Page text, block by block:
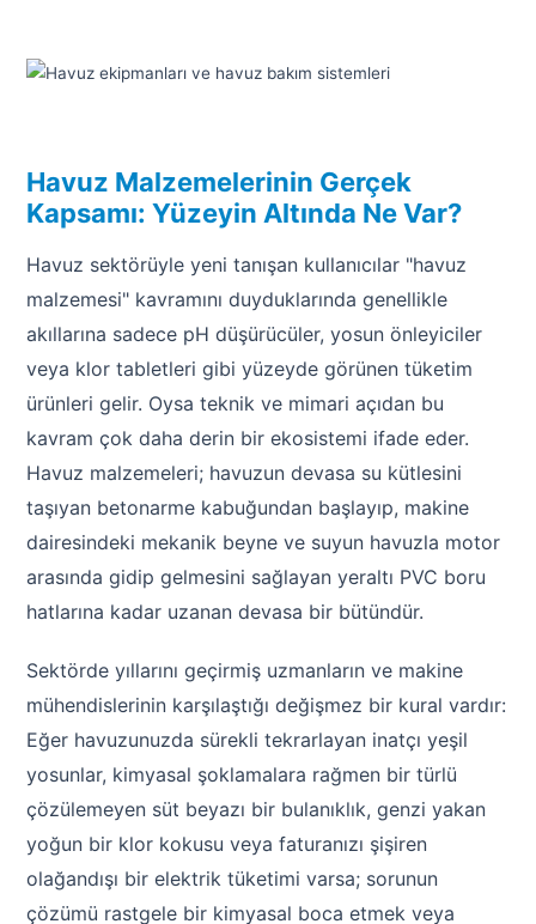
Havuz Malzemelerinin Gerçek
Kapsamı: Yüzeyin Altında Ne Var?
Havuz sektörüyle yeni tanışan kullanıcılar "havuz
malzemesi" kavramını duyduklarında genellikle
akıllarına sadece pH düşürücüler, yosun önleyiciler
veya klor tabletleri gibi yüzeyde görünen tüketim
ürünleri gelir. Oysa teknik ve mimari açıdan bu
kavram çok daha derin bir ekosistemi ifade eder.
Havuz malzemeleri; havuzun devasa su kütlesini
taşıyan betonarme kabuğundan başlayıp, makine
dairesindeki mekanik beyne ve suyun havuzla motor
arasında gidip gelmesini sağlayan yeraltı PVC boru
hatlarına kadar uzanan devasa bir bütündür.
Sektörde yıllarını geçirmiş uzmanların ve makine
mühendislerinin karşılaştığı değişmez bir kural vardır:
Eğer havuzunuzda sürekli tekrarlayan inatçı yeşil
yosunlar, kimyasal şoklamalara rağmen bir türlü
çözülemeyen süt beyazı bir bulanıklık, genzi yakan
yoğun bir klor kokusu veya faturanızı şişiren
olağandışı bir elektrik tüketimi varsa; sorunun
çözümü rastgele bir kimyasal boca etmek veya